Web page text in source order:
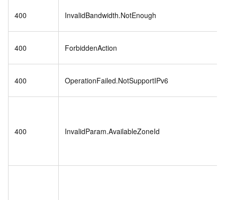
400 InvalidBandwidth.NotEnough
400 ForbiddenAction
400 OperationFailed.NotSupportIPv6
400 InvalidParam.AvailableZoneId